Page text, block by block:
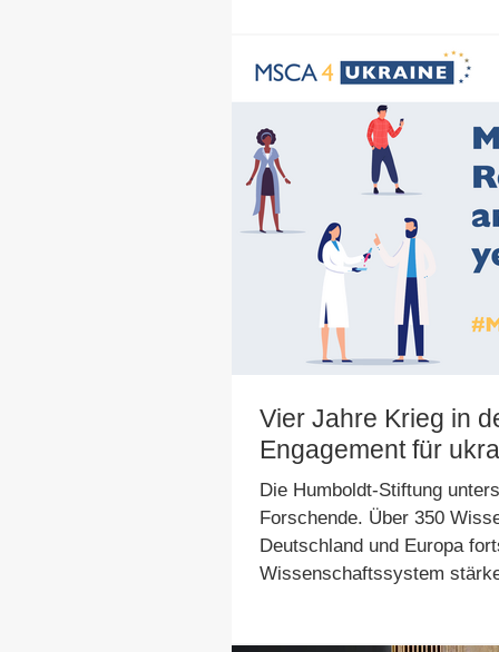
Vier Jahre Krieg in
Engagement für
Die Humboldt-Stiftung
Forschende. Über 350
Deutschland und Europa
Wissenschaftssystem